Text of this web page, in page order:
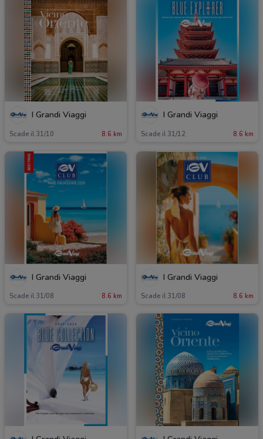
I Grandi Viaggi
Scade il 31/10 8.6 km
I Grandi Viaggi
Scade il 31/12 8.6 km
I Grandi Viaggi
Scade il 31/08 8.6 km
I Grandi Viaggi
Scade il 31/08 8.6 km